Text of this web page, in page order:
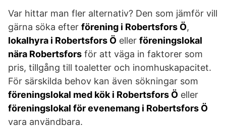
Var hittar man fler alternativ? Den som jämför vill
gärna söka efter förening i Robertsfors Ö,
lokalhyra i Robertsfors Ö eller föreningslokal
nära Robertsfors för att väga in faktorer som
pris, tillgång till toaletter och inomhuskapacitet.
För särskilda behov kan även sökningar som
föreningslokal med kök i Robertsfors Ö eller
föreningslokal för evenemang i Robertsfors Ö
vara användbara.